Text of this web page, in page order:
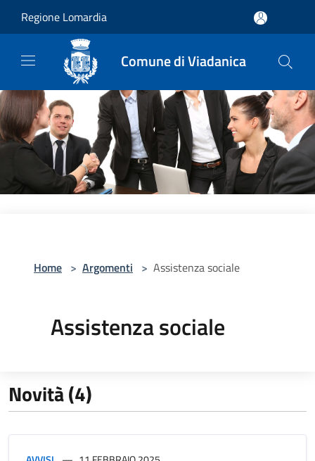
Regione Lomardia
Comune di Viadanica
Home > Argomenti > Assistenza sociale
Assistenza sociale
Novità (4)